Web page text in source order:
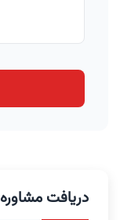
دریافت مشاوره